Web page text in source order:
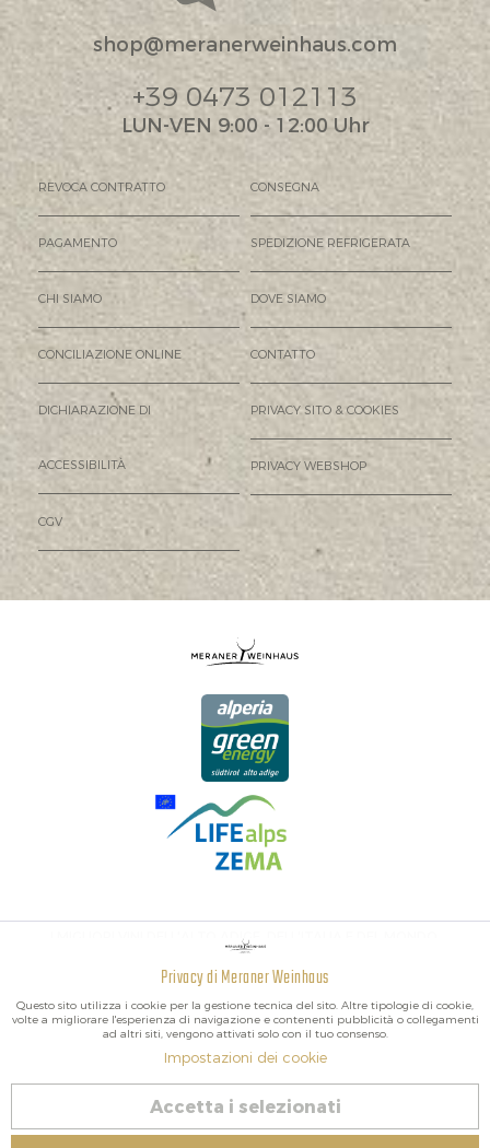
shop@meranerweinhaus.com
+39 0473 012113
LUN-VEN 9:00 - 12:00 Uhr
REVOCA CONTRATTO CONSEGNA
PAGAMENTO SPEDIZIONE REFRIGERATA
CHI SIAMO DOVE SIAMO
CONCILIAZIONE ONLINE CONTATTO
DICHIARAZIONE DI
ACCESSIBILITÀ
PRIVACY SITO & COOKIES
PRIVACY WEBSHOP
CGV
I MIGLIORI VINI DELL'ALTO ADIGE, DELL'ITALIA E DEL MONDO.
Revoca contratto
Tracciamento
attivo
Privacy di Meraner Weinhaus
Questo sito utilizza i cookie per la gestione tecnica del sito. Altre tipologie di cookie,
volte a migliorare l'esperienza di navigazione e contenenti pubblicità o collegamenti
ad altri siti, vengono attivati solo con il tuo consenso.
Impostazioni dei cookie
Accetta i selezionati